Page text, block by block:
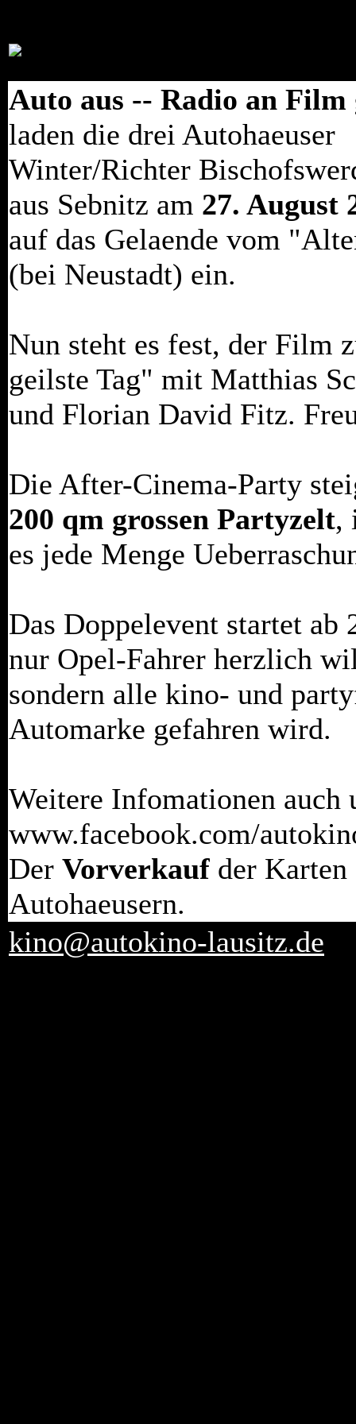
Auto aus -- Radio an Film
laden die drei Autohaeuser
Winter/Richter
aus Sebnitz am 27. August
auf das Gelaende vom
(bei Neustadt) ein.
Nun steht es fest, der Film
geilste Tag" mit Matthias
und Florian David Fitz.
Die After-Cinema-Party
200 qm grossen Partyzelt,
es jede Menge
Das Doppelevent startet
nur Opel-Fahrer herzlich
sondern alle kino- und
Automarke gefahren wird.
Weitere Infomationen auch
www.facebook.com/
Der Vorverkauf der
Autohaeusern.
kino@autokino-lausitz.de